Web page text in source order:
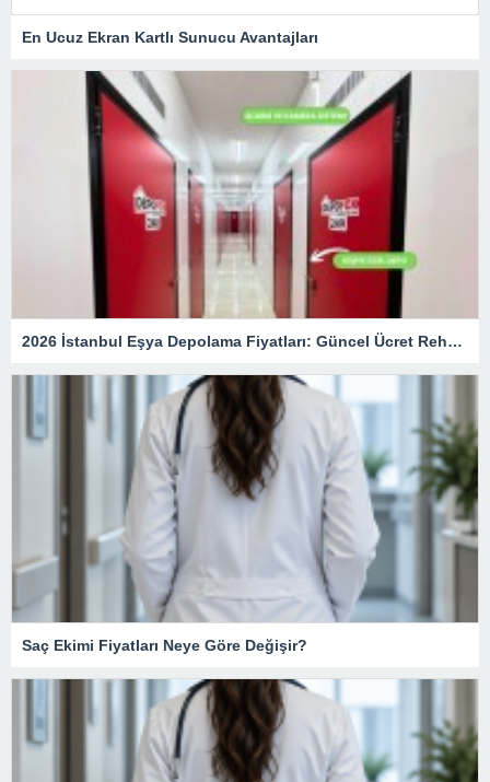
En Ucuz Ekran Kartlı Sunucu Avantajları
2026 İstanbul Eşya Depolama Fiyatları: Güncel Ücret Rehberi
Saç Ekimi Fiyatları Neye Göre Değişir?